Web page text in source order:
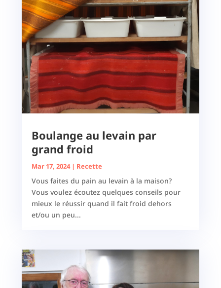
Boulange au levain par
grand froid
Mar 17, 2024| Recette
Vous faites du pain au levain à la maison?
Vous voulez écoutez quelques conseils pour
mieux le réussir quand il fait froid dehors
et/ou un peu...